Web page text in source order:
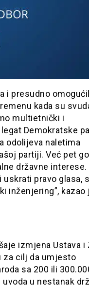
i presudno
kada su
multietnički i
Demokratske
odolijeva naletima
partiji. Već pet
državne interese.
pravo glasa,
inženjering”, kazao
izmjena Ustava i
za cilj da umjesto
sa 200 ili
u nestanak